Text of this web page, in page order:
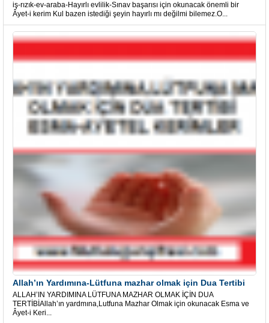
iş-rızık-ev-araba-Hayırlı evlilik-Sınav başarısı için okunacak önemli bir
Âyet-i kerim Kul bazen istediği şeyin hayırlı mı değilmi bilemez.O...
Allah’ın Yardımına-Lütfuna mazhar olmak için Dua Tertibi
ALLAH’IN YARDIMINA LÜTFUNA MAZHAR OLMAK İÇİN DUA
TERTİBİAllah’ın yardmına,Lutfuna Mazhar Olmak için okunacak Esma ve
Âyet-i Keri...